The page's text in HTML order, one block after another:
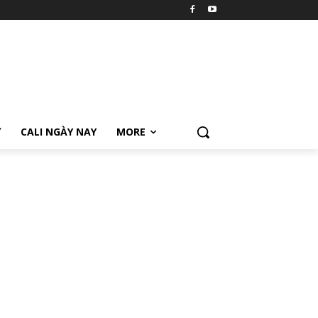
CALI NGÀY NAY MORE